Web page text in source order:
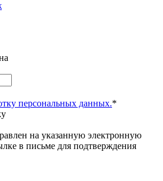
персональных данных.*
на указанную электронную
в письме для подтверждения